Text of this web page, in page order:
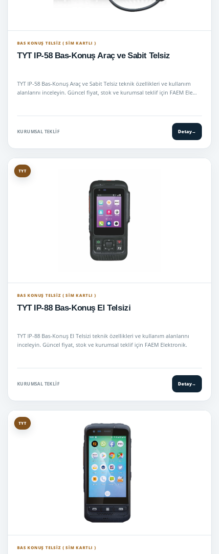
BAS KONUŞ TELSIZ ( SİM KARTLI )
TYT IP-58 Bas-Konuş Araç ve Sabit Telsiz
TYT IP-58 Bas-Konuş Araç ve Sabit Telsiz teknik özellikleri ve kullanım
alanlarını inceleyin. Güncel fiyat, stok ve kurumsal teklif için FAEM Ele…
KURUMSAL TEKLIF Detay→
TYT
BAS KONUŞ TELSIZ ( SİM KARTLI )
TYT IP-88 Bas-Konuş El Telsizi
TYT IP-88 Bas-Konuş El Telsizi teknik özellikleri ve kullanım alanlarını
inceleyin. Güncel fiyat, stok ve kurumsal teklif için FAEM Elektronik.
KURUMSAL TEKLIF Detay→
TYT
BAS KONUŞ TELSIZ ( SİM KARTLI )